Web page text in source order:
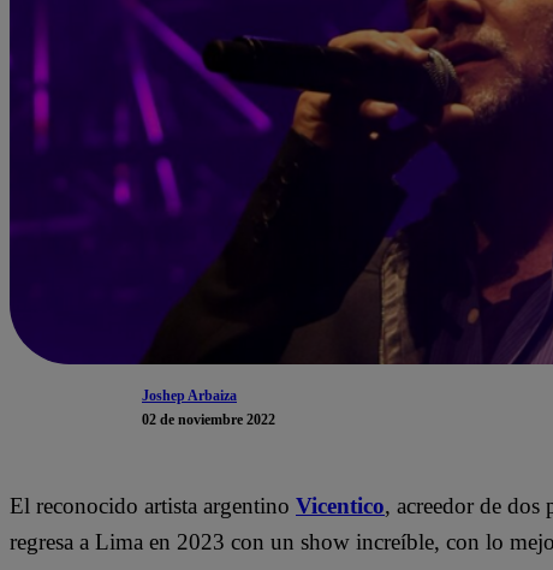
Joshep Arbaiza
02 de noviembre 2022
El reconocido artista argentino Vicentico, acreedor de
regresa a Lima en 2023 con un show increíble, con lo